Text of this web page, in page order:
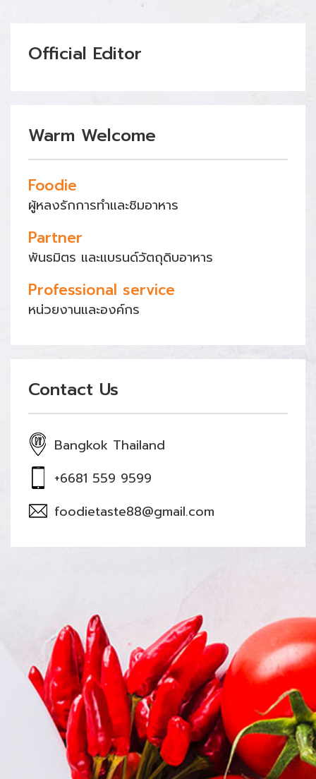
Official Editor
Warm Welcome
Foodie
ผู้หลงรักการทำและชิมอาหาร
Partner
พันธมิตร และแบรนด์วัตถุดิบอาหาร
Professional service
หน่วยงานและองค์กร
Contact Us
Bangkok Thailand
+6681 559 9599
foodietaste88@gmail.com